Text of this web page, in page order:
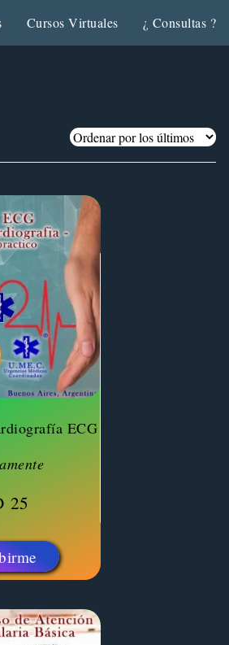
Cursos Virtuales ¿ Consultas ?
ECG
25